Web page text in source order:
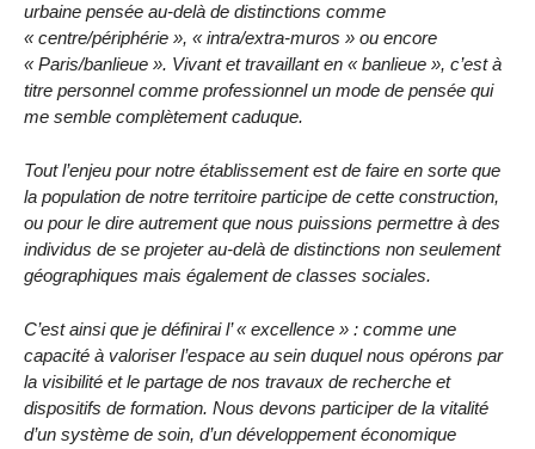
urbaine pensée au-delà de distinctions comme
« centre/périphérie », « intra/extra-muros » ou encore
« Paris/banlieue ». Vivant et travaillant en « banlieue », c’est à
titre personnel comme professionnel un mode de pensée qui
me semble complètement caduque.
Tout l’enjeu pour notre établissement est de faire en sorte que
la population de notre territoire participe de cette construction,
ou pour le dire autrement que nous puissions permettre à des
individus de se projeter au-delà de distinctions non seulement
géographiques mais également de classes sociales.
C’est ainsi que je définirai l’ « excellence » : comme une
capacité à valoriser l’espace au sein duquel nous opérons par
la visibilité et le partage de nos travaux de recherche et
dispositifs de formation. Nous devons participer de la vitalité
d’un système de soin, d’un développement économique